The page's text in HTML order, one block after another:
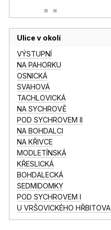
Ulice v okolí
VÝSTUPNÍ
NA PAHORKU
OSNICKÁ
SVAHOVÁ
TACHLOVICKÁ
NA SYCHROVĚ
POD SYCHROVEM II
NA BOHDALCI
NA KŘIVCE
MODLETÍNSKÁ
KŘESLICKÁ
BOHDALECKÁ
SEDMIDOMKY
POD SYCHROVEM I
U VRŠOVICKÉHO HŘBITOVA